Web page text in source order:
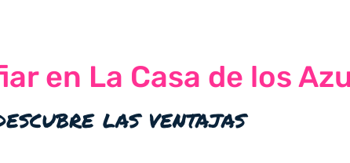
en La Casa de los
las ventajas